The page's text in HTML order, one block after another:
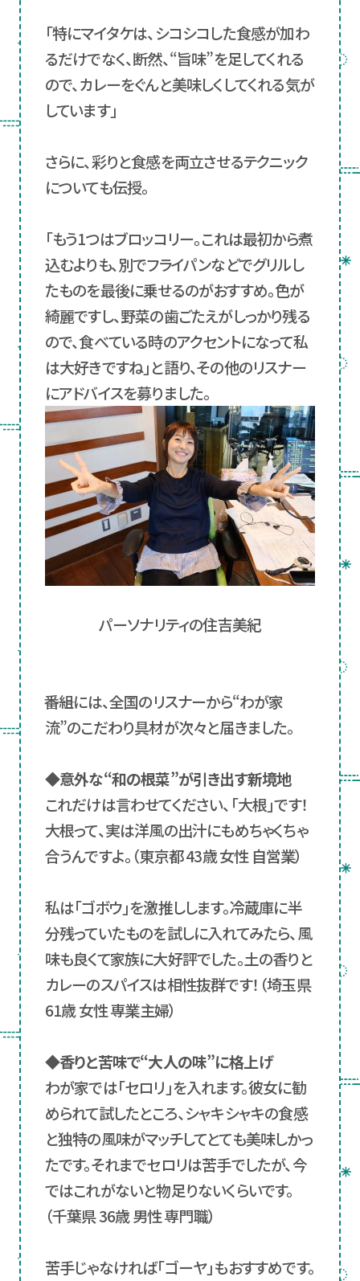
「特にマイタケは、シコシコした食感が加わ
るだけでなく、断然、“旨味”を足してくれる
ので、カレーをぐんと美味しくしてくれる気が
しています」
さらに、彩りと食感を両立させるテクニック
についても伝授。
「もう1つはブロッコリー。これは最初から煮
込むよりも、別でフライパンなどでグリルし
たものを最後に乗せるのがおすすめ。色が
綺麗ですし、野菜の歯ごたえがしっかり残る
ので、食べている時のアクセントになって私
は大好きですね」と語り、その他のリスナー
にアドバイスを募りました。
パーソナリティの住吉美紀
――番組には、全国のリスナーから“わが家
流”のこだわり具材が次々と届きました。
◆意外な“和の根菜”が引き出す新境地
これだけは言わせてください、「大根」です！
大根って、実は洋風の出汁にもめちゃくちゃ
合うんですよ。（東京都 43歳 女性 自営業）
私は「ゴボウ」を激推しします。冷蔵庫に半
分残っていたものを試しに入れてみたら、風
味も良くて家族に大好評でした。土の香りと
カレーのスパイスは相性抜群です！（埼玉県
61歳 女性 専業主婦）
◆香りと苦味で“大人の味”に格上げ
わが家では「セロリ」を入れます。彼女に勧
められて試したところ、シャキシャキの食感
と独特の風味がマッチしてとても美味しかっ
たです。それまでセロリは苦手でしたが、今
ではこれがないと物足りないくらいです。
（千葉県 36歳 男性 専門職）
苦手じゃなければ「ゴーヤ」もおすすめです。